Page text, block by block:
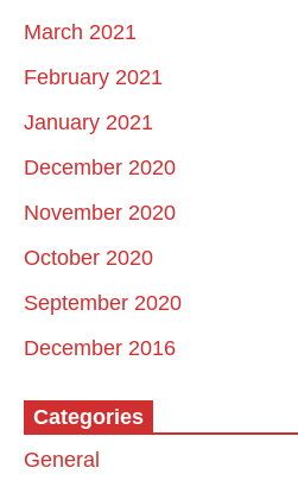
March 2021
February 2021
January 2021
December 2020
November 2020
October 2020
September 2020
December 2016
Categories
General